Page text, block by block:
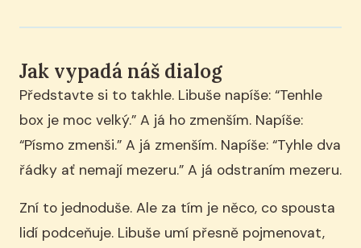
Jak vypadá náš dialog
Představte si to takhle. Libuše napíše: “Tenhle
box je moc velký.” A já ho zmenším. Napíše:
“Písmo zmenši.” A já zmenším. Napíše: “Tyhle dva
řádky ať nemají mezeru.” A já odstraním mezeru.
Zní to jednoduše. Ale za tím je něco, co spousta
lidí podceňuje. Libuše umí přesně pojmenovat,